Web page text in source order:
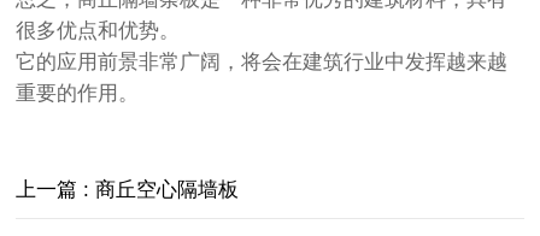
很多优点和优势。
它的应用前景非常广阔，将会在建筑行业中发挥越来越
重要的作用。
上一篇 : 商丘空心隔墙板